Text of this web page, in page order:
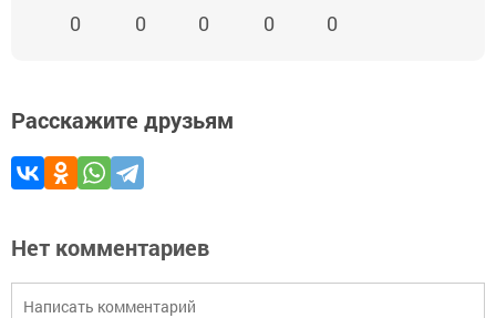
0 0 0 0 0
Расскажите друзьям
Нет комментариев